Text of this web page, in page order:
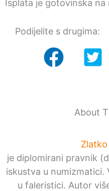
Isplata je gotovinska na
Podijelite s drugima:
About
je diplomirani pravnik
iskustva u numizmatici.
u faleristici. Autor